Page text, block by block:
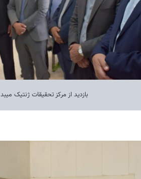
بازدید از مرکز تحقیقات ژنتیک میبد